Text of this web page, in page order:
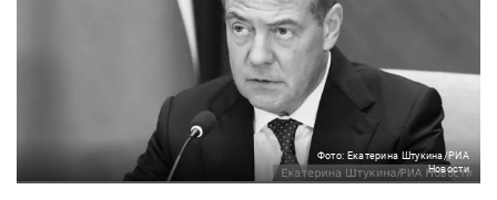
Фото: Екатерина Штукина/РИА
Новости